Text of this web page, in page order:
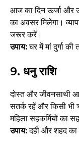
आज का दिन ऊर्जा और
का अवसर मिलेगा।
जरूर करें।
उपाय:घर में मां दुर्गा की
9. धनु राशि
दोस्त और जीवनसाथी
सतर्क रहें और किसी भी
महिला सहकर्मियों का
उपाय:दही और शहद का